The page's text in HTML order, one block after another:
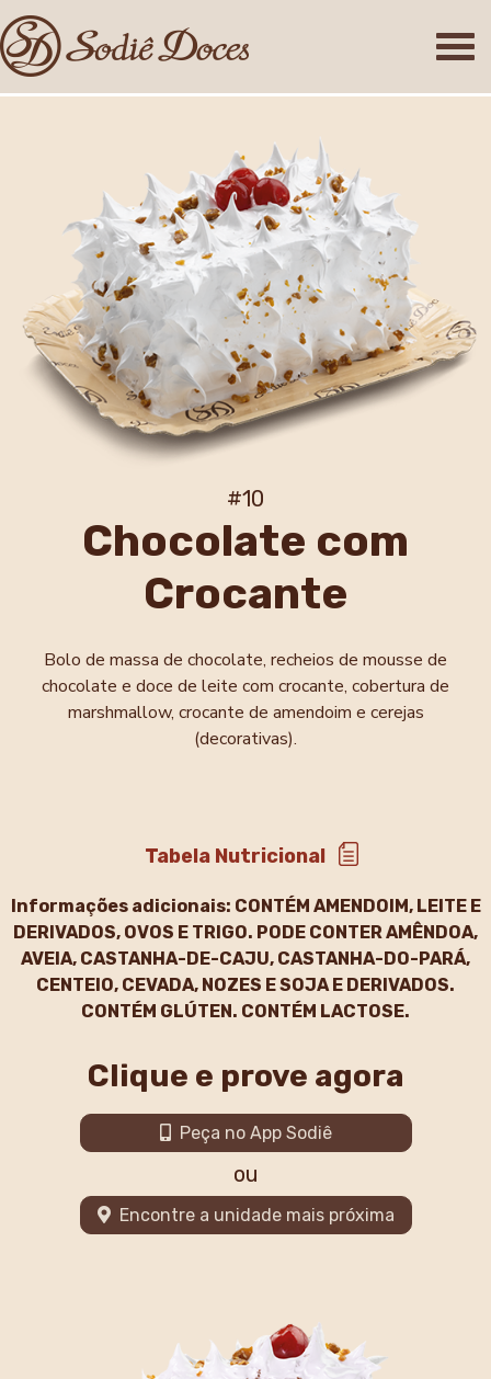
#10
Chocolate com
Crocante
Bolo de massa de chocolate, recheios de mousse de
chocolate e doce de leite com crocante, cobertura de
marshmallow, crocante de amendoim e cerejas
(decorativas).
Tabela Nutricional
Informações adicionais: CONTÉM AMENDOIM, LEITE E
DERIVADOS, OVOS E TRIGO. PODE CONTER AMÊNDOA,
AVEIA, CASTANHA-DE-CAJU, CASTANHA-DO-PARÁ,
CENTEIO, CEVADA, NOZES E SOJA E DERIVADOS.
CONTÉM GLÚTEN. CONTÉM LACTOSE.
Clique e prove agora
Peça no App Sodiê
ou
Encontre a unidade mais próxima